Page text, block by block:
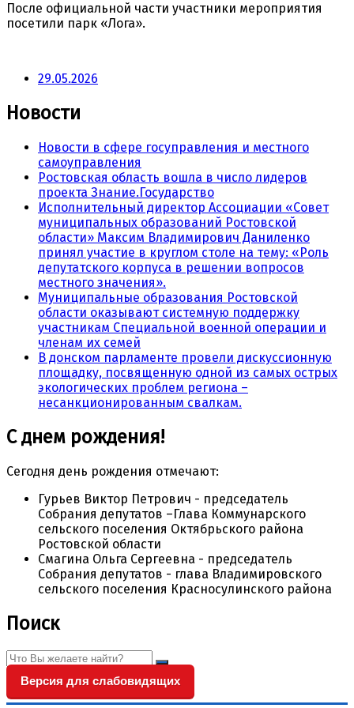
После официальной части участники мероприятия
посетили парк «Лога».
29.05.2026
Новости
Новости в сфере госуправления и местного
самоуправления
Ростовская область вошла в число лидеров
проекта Знание.Государство
Исполнительный директор Ассоциации «Совет
муниципальных образований Ростовской
области» Максим Владимирович Даниленко
принял участие в круглом столе на тему: «Роль
депутатского корпуса в решении вопросов
местного значения».
Муниципальные образования Ростовской
области оказывают системную поддержку
участникам Специальной военной операции и
членам их семей
В донском парламенте провели дискуссионную
площадку, посвященную одной из самых острых
экологических проблем региона –
несанкционированным свалкам.
С днем рождения!
Сегодня день рождения отмечают:
Гурьев Виктор Петрович - председатель
Собрания депутатов –Глава Коммунарского
сельского поселения Октябрьского района
Ростовской области
Смагина Ольга Сергеевна - председатель
Собрания депутатов - глава Владимировского
сельского поселения Красносулинского района
Поиск
Версия для слабовидящих